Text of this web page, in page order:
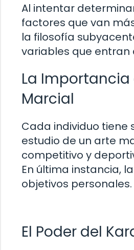
Al intentar
factores que van
la filosofía
variables que entran
La Importancia
Marcial
Cada individuo tiene
estudio de un arte
competitivo y
En última instancia,
objetivos personales.
El Poder del